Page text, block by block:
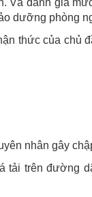
Và đánh giá
dưỡng phòng
thức của chủ
nhân gây
tải trên đường